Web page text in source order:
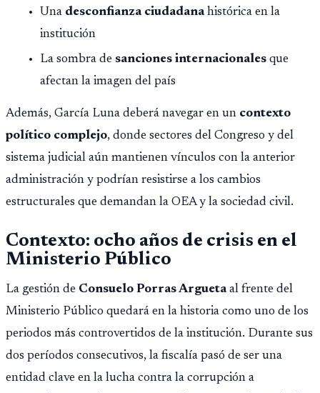
Una desconfianza ciudadanahistórica en la
institución
La sombra de sanciones internacionales que
afectan la imagen del país
Además, García Luna deberá navegar en un contexto
político complejo, donde sectores del Congreso y del
sistema judicial aún mantienen vínculos con la anterior
administración y podrían resistirse a los cambios
estructurales que demandan la OEA y la sociedad civil.
Contexto: ocho años de crisis en el
Ministerio Público
La gestión de Consuelo Porras Arguetaal frente del
Ministerio Público quedará en la historia como uno de los
periodos más controvertidos de la institución. Durante sus
dos períodos consecutivos, la fiscalía pasó de ser una
entidad clave en la lucha contra la corrupción a